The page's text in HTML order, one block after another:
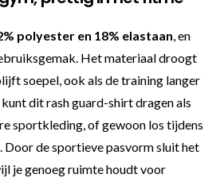
polyester en 18% elastaan, en
Het materiaal droogt
soepel, ook als de training langer
dit rash guard-shirt dragen als
sportkleding, of gewoon los tijdens
Door de sportieve pasvorm sluit het
je genoeg ruimte houdt voor